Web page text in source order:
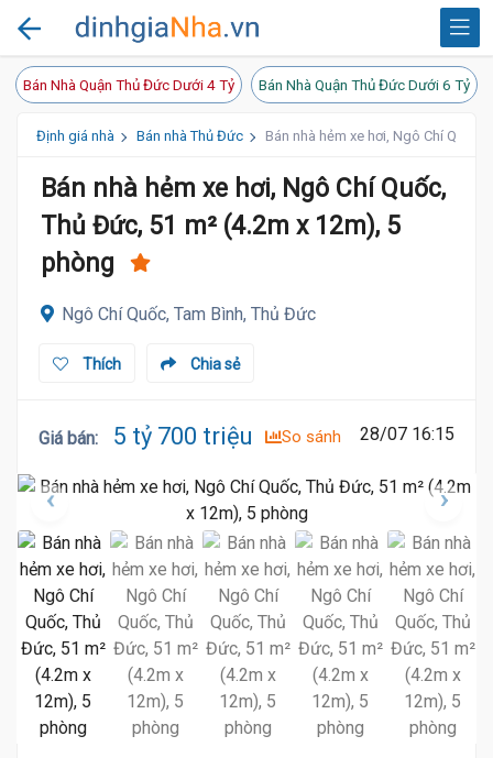
Bán Nhà Quận Thủ Đức Dưới 4 Tỷ Bán Nhà Quận Thủ Đức Dưới 6 Tỷ
Định giá nhà Bán nhà Thủ Đức Bán nhà hẻm xe hơi, Ngô Chí
Bán nhà hẻm xe hơi, Ngô Chí Quốc,
Thủ Đức, 51 m² (4.2m x 12m), 5
phòng
Ngô Chí Quốc, Tam Bình, Thủ Đức
Chia sẻ
Thích
Giá bán: 5 tỷ 700 triệu So sánh 28/07 16:15